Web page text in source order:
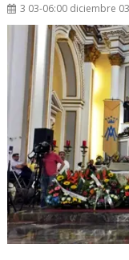
3 03-06:00 diciembre